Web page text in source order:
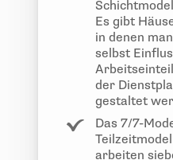
Es gibt
in denen
selbst
der
gestaltet
Das 7/7-
arbeiten